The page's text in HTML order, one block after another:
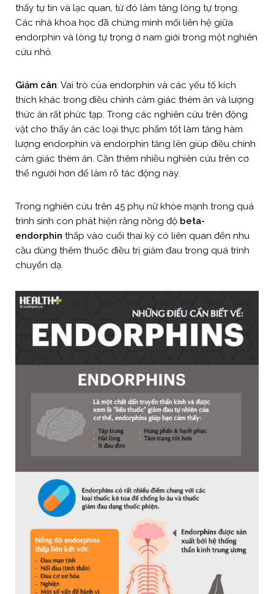
thấy tự tin và lạc quan, từ đó làm tăng lòng tự trọng.
Các nhà khoa học đã chứng minh mối liên hệ giữa
endorphin và lòng tự trọng ở nam giới trong một nghiên
cứu nhỏ.
Giảm cân: Vai trò của endorphin và các yếu tố kích
thích khác trong điều chỉnh cảm giác thèm ăn và lượng
thức ăn rất phức tạp. Trong các nghiên cứu trên động
vật cho thấy ăn các loại thực phẩm tốt làm tăng hàm
lượng endorphin và endorphin tăng lên giúp điều chỉnh
cảm giác thèm ăn. Cần thêm nhiều nghiên cứu trên cơ
thể người hơn để làm rõ tác động này.
Trong nghiên cứu trên 45 phụ nữ khỏe mạnh trong quá
trình sinh con phát hiện rằng nồng độ beta-
endorphin thấp vào cuối thai kỳ có liên quan đến nhu
cầu dùng thêm thuốc điều trị giảm đau trong quá trình
chuyển dạ.